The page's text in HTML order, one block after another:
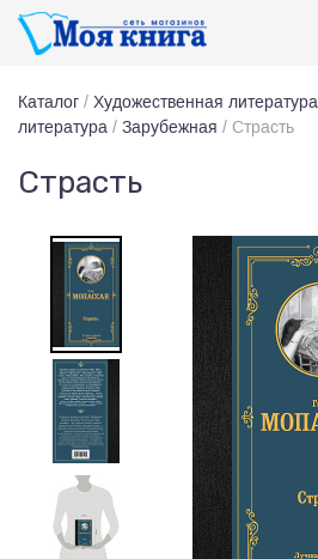
Каталог / Художественная литература
литература / Зарубежная / Страсть
Страсть